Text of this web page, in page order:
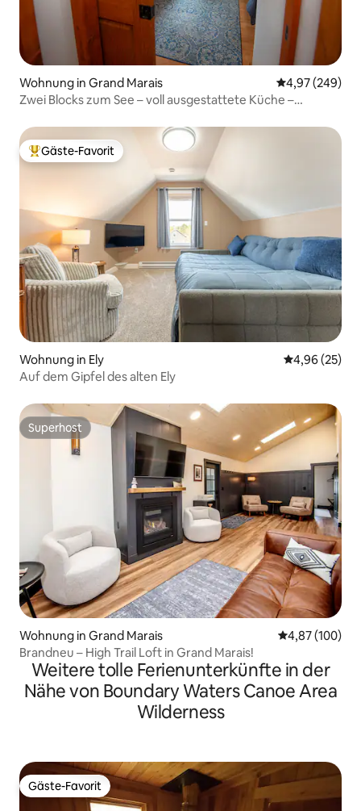
Wohnung in Grand Marais
4,97 (249)
Zwei Blocks zum See – voll ausgestattete Küche –
Beliebter Gäste-Favorit.
Gäste-Favorit
Wohnung in Ely
4,96 (25)
Auf dem Gipfel des alten Ely
Superhost
Superhost
Wohnung in Grand Marais
4,87 (100)
Brandneu – High Trail Loft in Grand Marais!
Weitere tolle Ferienunterkünfte in der
Nähe von Boundary Waters Canoe Area
Wilderness
Gäste-Favorit
Gäste-Favorit